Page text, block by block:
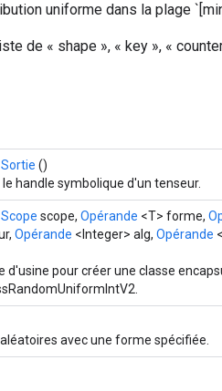
uniforme dans la plage
de « shape », « key », «
()
le handle symbolique d'un tenseur.
Scope scope, Opérande <T> forme,
Opérande <Integer> alg, Opérande
d'usine pour créer une classe
avec une forme spécifiée.